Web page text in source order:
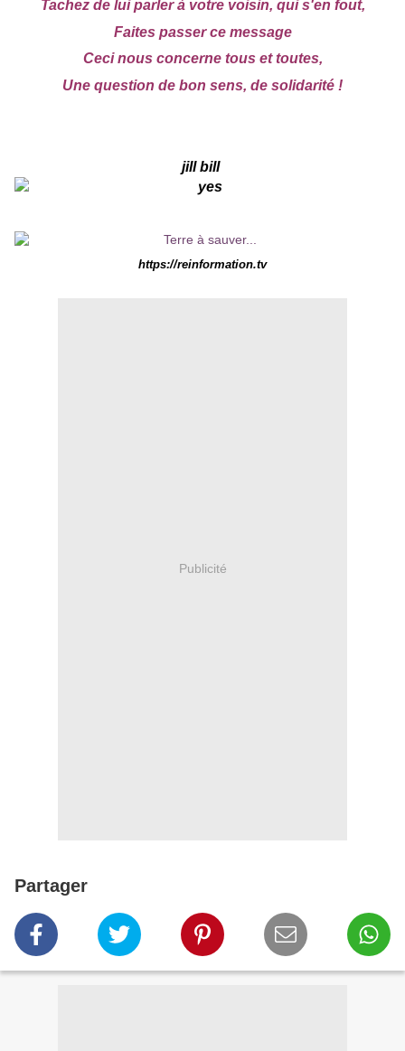
Tachez de lui parler à votre voisin, qui s'en fout,
Faites passer ce message
Ceci nous concerne tous et toutes,
Une question de bon sens, de solidarité !
jill bill
https://reinformation.tv
Publicité
Partager